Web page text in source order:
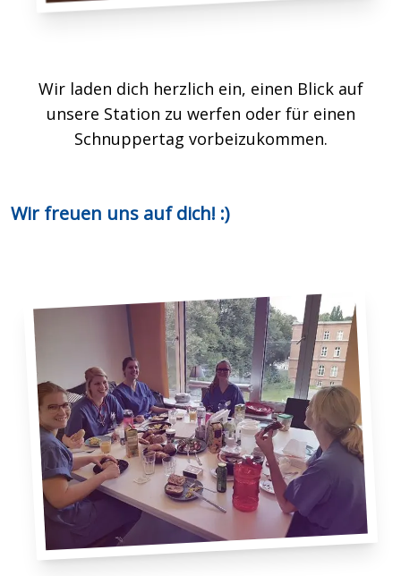
Wir laden dich herzlich ein, einen Blick auf
unsere Station zu werfen oder für einen
Schnuppertag vorbeizukommen.
Wir freuen uns auf dich! :)